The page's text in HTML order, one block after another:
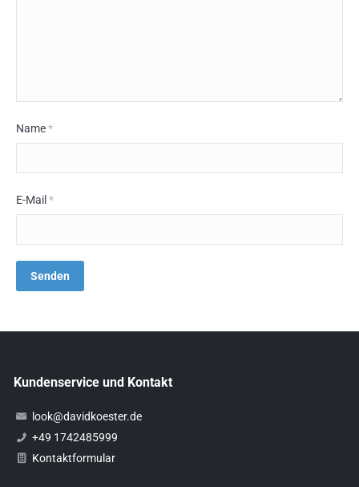
Name*
E-Mail *
Kundenservice und Kontakt
look@davidkoester.de
+49 1742485999
Kontaktformular